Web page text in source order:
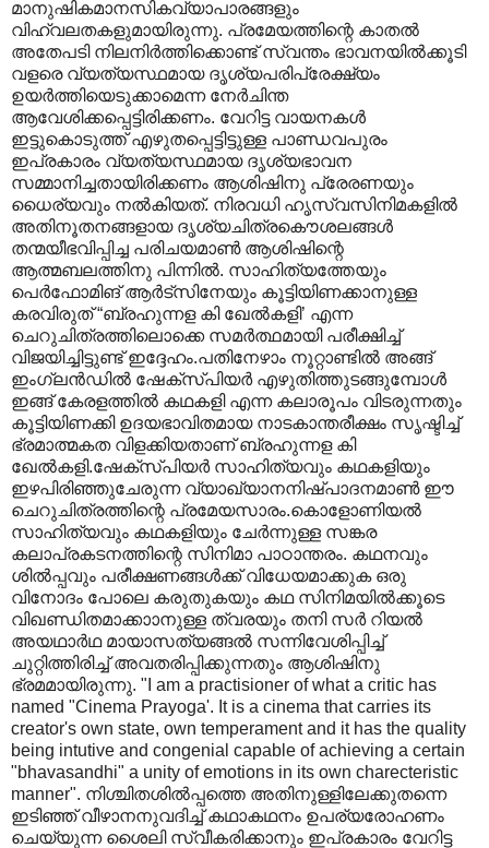
മാനുഷികമാനസികവ്യാപാരങ്ങളും
വിഹ്വലതകളുമായിരുന്നു. പ്രമേയത്തിന്റെ കാതൽ
അതേപടി നിലനിർത്തിക്കൊണ്ട് സ്വന്തം ഭാവനയിൽക്കൂടി
വളരെ വ്യത്യസ്ഥമായ ദൃശ്യപരിപ്രേക്ഷ്യം
ഉയർത്തിയെടുക്കാമെന്ന നേർചിന്ത
ആവേശിക്കപ്പെട്ടിരിക്കണം. വേറിട്ട വായനകൾ
ഇട്ടുകൊടുത്ത് എഴുതപ്പെട്ടിട്ടുള്ള പാണ്ഡവപുരം
ഇപ്രകാരം വ്യത്യസ്ഥമായ ദൃശ്യഭാവന
സമ്മാനിച്ചതായിരിക്കണം ആശിഷിനു പ്രേരണയും
ധൈര്യവും നൽകിയത്. നിരവധി ഹൃസ്വസിനിമകളിൽ
അതിനൂതനങ്ങളായ ദൃശ്യചിത്രകൌശലങ്ങൾ
തന്മയീഭവിപ്പിച്ച പരിചയമാൺ ആശിഷിന്റെ
ആത്മബലത്തിനു പിന്നിൽ. സാഹിത്യത്തേയും
പെർഫോമിങ് ആർട്സിനേയും കൂട്ടിയിണക്കാനുള്ള
കരവിരുത് “ബ്രഹുന്നള കി ഖേൽകളി’ എന്ന
ചെറുചിത്രത്തിലൊക്കെ സമർത്ഥമായി പരീക്ഷിച്ച്
വിജയിച്ചിട്ടുണ്ട് ഇദ്ദേഹം.പതിനേഴാം നൂറ്റാണ്ടിൽ അങ്ങ്
ഇംഗ്ലൻഡിൽ ഷേക്സ്പിയർ എഴുതിത്തുടങ്ങുമ്പോൾ
ഇങ്ങ് കേരളത്തിൽ കഥകളി എന്ന കലാരൂപം വിടരുന്നതും
കൂട്ടിയിണക്കി ഉദയഭാവിതമായ നാടകാന്തരീക്ഷം സൃഷ്ടിച്ച്
ഭ്രമാത്മകത വിളക്കിയതാണ് ബ്രഹുന്നള കി
ഖേൽകളി.ഷേക്സ്പിയർ സാഹിത്യവും കഥകളിയും
ഇഴപിരിഞ്ഞുചേരുന്ന വ്യാഖ്യാനനിഷ്പാദനമാൺ ഈ
ചെറുചിത്രത്തിന്റെ പ്രമേയസാരം.കൊളോണിയൽ
സാഹിത്യവും കഥകളിയും ചേർന്നുള്ള സങ്കര
കലാപ്രകടനത്തിന്റെ സിനിമാ പാഠാന്തരം. കഥനവും
ശിൽ‌പ്പവും പരീക്ഷണങ്ങൾക്ക് വിധേയമാക്കുക ഒരു
വിനോദം പോലെ കരുതുകയും കഥ സിനിമയിൽക്കൂടെ
വിഖണ്ഡിതമാക്കാ‍ാനുള്ള ത്വരയും തനി സർ റിയൽ
അയഥാർഥ മായാസത്യങ്ങൽ സന്നിവേശിപ്പിച്ച്
ചുറ്റിത്തിരിച്ച് അവതരിപ്പിക്കുന്നതും ആശിഷിനു
ഭ്രമമായിരുന്നു. "I am a practisioner of what a critic has
named "Cinema Prayoga'. It is a cinema that carries its
creator's own state, own temperament and it has the quality
being intutive and congenial capable of achieving a certain
"bhavasandhi" a unity of emotions in its own charecteristic
manner". നിശ്ചിതശിൽ‌പ്പത്തെ അതിനുള്ളിലേക്കുതന്നെ
ഇടിഞ്ഞ് വീഴാനനുവദിച്ച് കഥാകഥനം ഉപര്യരോഹണം
ചെയ്യുന്ന ശൈലി സ്വീകരിക്കാനും ഇപ്രകാരം വേറിട്ട